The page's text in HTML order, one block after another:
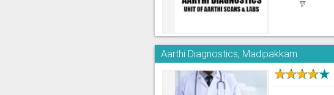
दूर
Aarthi Diagnostics, Madipakkam
★★★★★